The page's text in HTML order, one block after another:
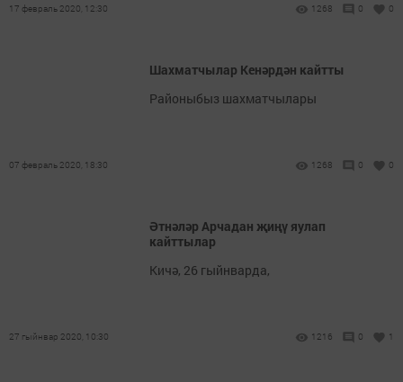
17 февраль 2020, 12:30 1268 0 0
Шахматчылар Кенәрдән кайтты
Районыбыз шахматчылары
07 февраль 2020, 18:30 1268 0 0
Әтнәләр Арчадан җиңү яулап
кайттылар
Кичә, 26 гыйнварда,
27 гыйнвар 2020, 10:30 1216 0 1